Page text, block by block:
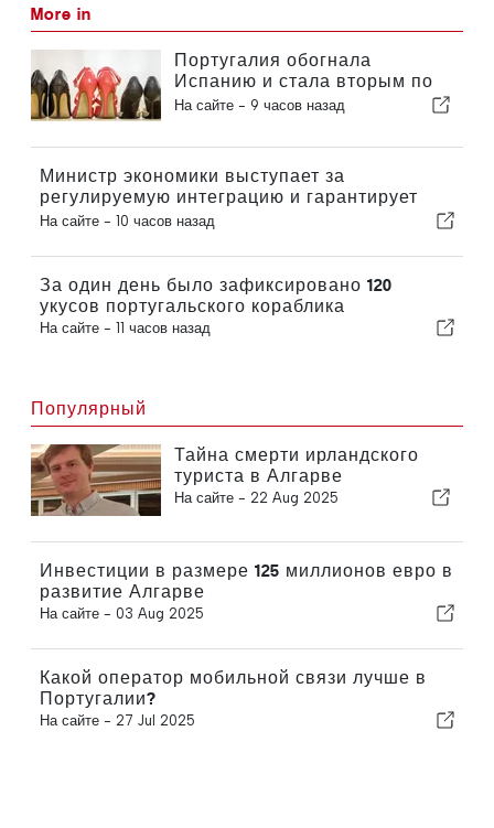
More in
Португалия обогнала
Испанию и стала вторым по
величине производителем
На сайте - 9 часов назад
Министр экономики выступает за
регулируемую интеграцию и гарантирует
иммигрантам ускоренную процедуру
На сайте - 10 часов назад
За один день было зафиксировано 120
укусов португальского кораблика
На сайте - 11 часов назад
Популярный
Тайна смерти ирландского
туриста в Алгарве
На сайте - 22 Aug 2025
Инвестиции в размере 125 миллионов евро в
развитие Алгарве
На сайте - 03 Aug 2025
Какой оператор мобильной связи лучше в
Португалии?
На сайте - 27 Jul 2025